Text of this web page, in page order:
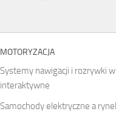
MOTORYZACJA
Systemy nawigacji i rozrywki
interaktywne
Samochody elektryczne a